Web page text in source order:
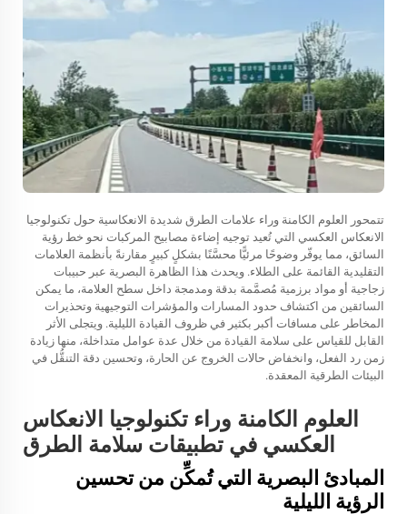
تتمحور العلوم الكامنة وراء علامات الطرق شديدة الانعكاسية حول تكنولوجيا
الانعكاس العكسي التي تُعيد توجيه إضاءة مصابيح المركبات نحو خط رؤية
السائق، مما يوفّر وضوحًا مرئيًّا محسَّنًا بشكلٍ كبيرٍ مقارنةً بأنظمة العلامات
التقليدية القائمة على الطلاء. ويحدث هذا الظاهرة البصرية عبر حبيبات
زجاجية أو مواد برزمية مُصمَّمة بدقة ومدمجة داخل سطح العلامة، ما يمكن
السائقين من اكتشاف حدود المسارات والمؤشرات التوجيهية وتحذيرات
المخاطر على مسافات أكبر بكثير في ظروف القيادة الليلية. ويتجلى الأثر
القابل للقياس على سلامة القيادة من خلال عدة عوامل متداخلة، منها زيادة
زمن رد الفعل، وانخفاض حالات الخروج عن الحارة، وتحسين دقة التنقُّل في
البيئات الطرقية المعقدة.
العلوم الكامنة وراء تكنولوجيا الانعكاس
العكسي في تطبيقات سلامة الطرق
المبادئ البصرية التي تُمكِّن من تحسين
الرؤية الليلية